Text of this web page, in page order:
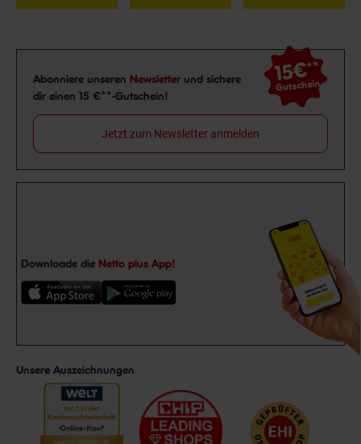
Newsletter Anmeldung
Abonniere unseren Newsletter und sichere
dir einen 15 €**-Gutschein!
15€**
Gutschein
Jetzt zum Newsletter anmelden
Downloade die Netto plus App!
Unsere Auszeichnungen